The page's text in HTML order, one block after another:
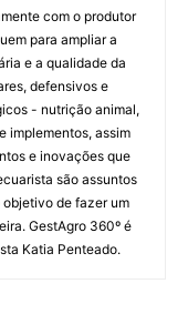
com o produtor
para ampliar a
e a qualidade da
defensivos e
- nutrição animal,
implementos, assim
e inovações que
são assuntos
objetivo de fazer um
GestAgro 360º é
Katia Penteado.